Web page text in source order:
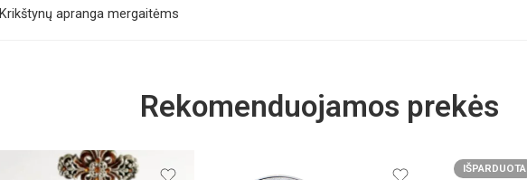
Krikštynų apranga mergaitėms
Rekomenduojamos prekės
IŠPARDUOTA